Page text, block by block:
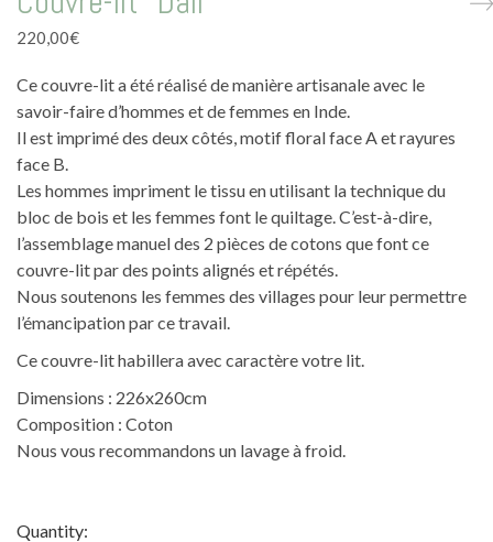
220,00€
Ce couvre-lit a été réalisé de manière artisanale avec le
savoir-faire d’hommes et de femmes en Inde.
Il est imprimé des deux côtés, motif floral face A et rayures
face B.
Les hommes impriment le tissu en utilisant la technique du
bloc de bois et les femmes font le quiltage. C’est-à-dire,
l’assemblage manuel des 2 pièces de cotons que font ce
couvre-lit par des points alignés et répétés.
Nous soutenons les femmes des villages pour leur permettre
l’émancipation par ce travail.
Ce couvre-lit habillera avec caractère votre lit.
Dimensions : 226x260cm
Composition : Coton
Nous vous recommandons un lavage à froid.
Quantity: